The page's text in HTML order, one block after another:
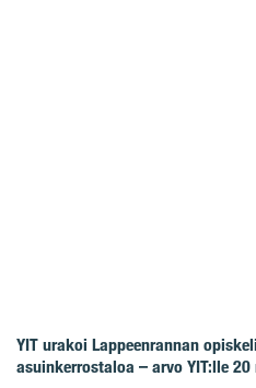
YIT urakoi Lappeenrannan
asuinkerrostaloa – arvo YIT:lle